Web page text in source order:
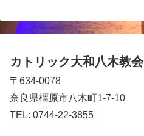
カトリック大和八木教会
〒634-0078
奈良県橿原市八木町1-7-10
TEL: 0744-22-3855